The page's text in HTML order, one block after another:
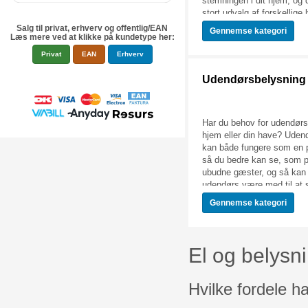
Salg til privat, erhverv og offentlig/EAN
Læs mere ved at klikke på kundetype her:
Privat EAN Erhverv
stort udvalg af forskellige
LED-pærer, glødepærer
lyspærer. Tjek udvalget ud
Gennemsekategori
Udendørsbelysning
Har du behov for
hjem eller din have?
kan både fungere som
så du bedre kan se, som
ubudne gæster, og så kan
udendørs være med til at
hyggelig stemning på og
Hos Føniks finder du
f.eks. vores udvalg af
hvor du finder
Gennemsekategori
El og
Hvilke fordele